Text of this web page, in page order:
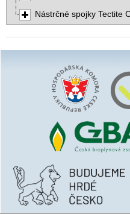
Nástrčné spojky Tectite